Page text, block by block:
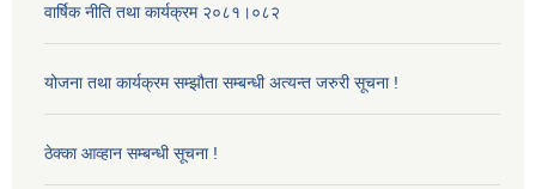
वार्षिक नीति तथा कार्यक्रम २०८१।०८२
योजना तथा कार्यक्रम सम्झौता सम्बन्धी अत्यन्त जरुरी सूचना !
ठेक्का आव्हान सम्बन्धी सूचना !